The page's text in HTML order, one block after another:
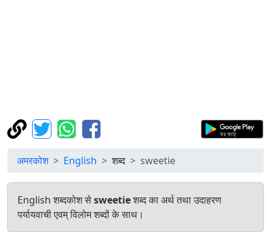
अमरकोश English शब्द sweetie
English शब्दकोश सेsweetieशब्द का अर्थ तथा उदाहरण
पर्यायवाची एवम् विलोम शब्दों के साथ।